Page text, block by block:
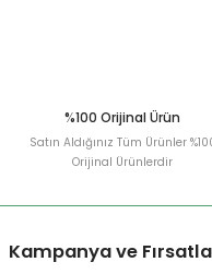
%100 Orijinal Ürün
Satın Aldığınız Tüm Ürünler
Orijinal Ürünlerdir
Kampanya ve